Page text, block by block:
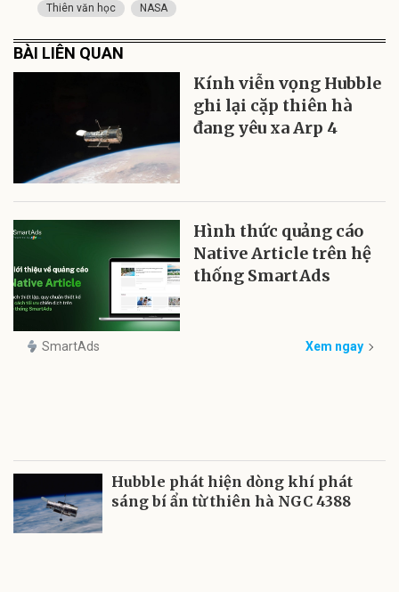
Thiên văn học
NASA
BÀI LIÊN QUAN
Kính viễn vọng Hubble
ghi lại cặp thiên hà
đang yêu xa Arp 4
Hình thức quảng cáo
Native Article trên hệ
thống SmartAds
SmartAds Xem ngay
Hubble phát hiện dòng khí phát
sáng bí ẩn từ thiên hà NGC 4388